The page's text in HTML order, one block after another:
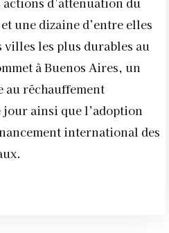
une dizaine d’entre elles
villes les plus durables au
à Buenos Aires, un
au réchauffement
ainsi que l’adoption
international des